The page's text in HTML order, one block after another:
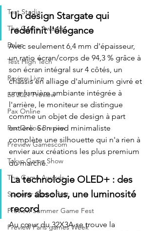
Test Stadia
The Game Awards
Balan
Test High Tech
Review Livre
E3 2021 Preview
Pax Online
Pax Online Preview
Preview Gamescom
Tokyo Game Show
The Game Awards
Summer Game Fest
Preview Summer Game Fest
Preview Paris games Week
Un design Stargate qui
redéfinit l'élégance
Avec seulement 6,4 mm d'épaisseur,
un ratio écran/corps de 94,3 % grâce à
son écran intégral sur 4 côtés, un
châssis en alliage d'aluminium givré et
une lumière ambiante intégrée à
l'arrière, le moniteur se distingue
comme un objet de design à part
entière. Son pied minimaliste
complète une silhouette qui n'a rien à
envier aux créations les plus premium
du marché.
La technologie OLED+ : des
noirs absolus, une luminosité
record
Au cœur du 32X3A se trouve la